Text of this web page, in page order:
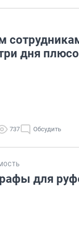
дня
737 Обсудить
для